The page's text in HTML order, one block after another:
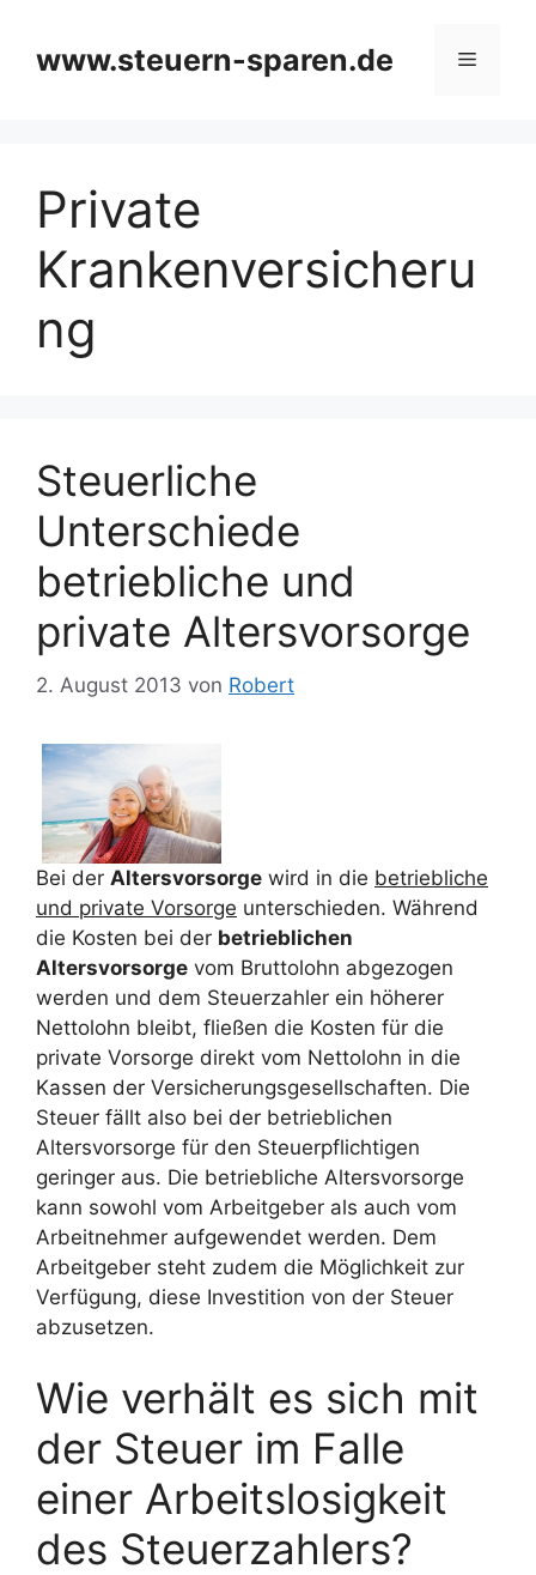
springen
www.steuern-sparen.de Menü
Private
Krankenversicheru
ng
Steuerliche
Unterschiede
betriebliche und
private Altersvorsorge
2. August 2013 von Robert
Bei der Altersvorsorge wird in die betriebliche
und private Vorsorge unterschieden. Während
die Kosten bei der betrieblichen
Altersvorsorge vom Bruttolohn abgezogen
werden und dem Steuerzahler ein höherer
Nettolohn bleibt, fließen die Kosten für die
private Vorsorge direkt vom Nettolohn in die
Kassen der Versicherungsgesellschaften. Die
Steuer fällt also bei der betrieblichen
Altersvorsorge für den Steuerpflichtigen
geringer aus. Die betriebliche Altersvorsorge
kann sowohl vom Arbeitgeber als auch vom
Arbeitnehmer aufgewendet werden. Dem
Arbeitgeber steht zudem die Möglichkeit zur
Verfügung, diese Investition von der Steuer
abzusetzen.
Wie verhält es sich mit
der Steuer im Falle
einer Arbeitslosigkeit
des Steuerzahlers?